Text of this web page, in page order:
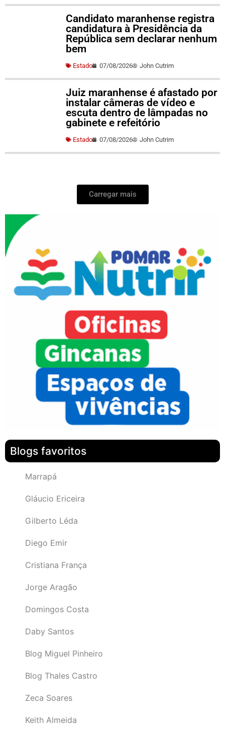
Candidato maranhense registra
candidatura à Presidência da
República sem declarar nenhum
bem
Estado 07/08/2026 John Cutrim
Juiz maranhense é afastado por
instalar câmeras de vídeo e
escuta dentro de lâmpadas no
gabinete e refeitório
Estado 07/08/2026 John Cutrim
Carregar mais
Blogs favoritos
Marrapá
Gláucio Ericeira
Gilberto Léda
Diego Emir
Cristiana França
Jorge Aragão
Domingos Costa
Daby Santos
Blog Miguel Pinheiro
Blog Thales Castro
Zeca Soares
Keith Almeida